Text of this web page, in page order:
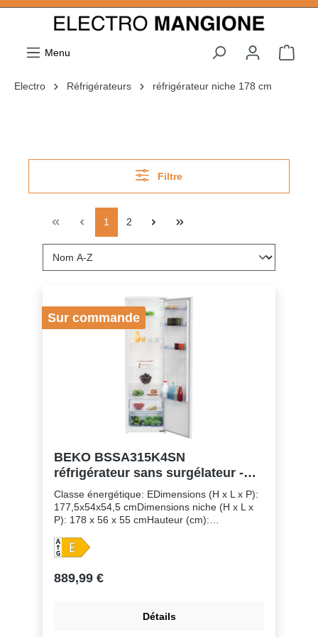
Menu
Electro Réfrigérateurs réfrigérateur niche 178 cm
Filtre
1 2
Sur commande
BEKO BSSA315K4SN
réfrigérateur sans surgélateur -
178cm
Classe énergétique: EDimensions (H x L x P):
177,5x54x54,5 cmDimensions niche (H x L x
P): 178 x 56 x 55 cmHauteur (cm):
309,00Clayettes réglables: 5 (4
adjustable)Rangement de la contreporte:
2,00Active seal guard: Porte
encastrement en colonne: Eclairage intérieur:
889,99 €
Détails